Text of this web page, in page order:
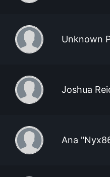
Unknown
Joshua
Ana